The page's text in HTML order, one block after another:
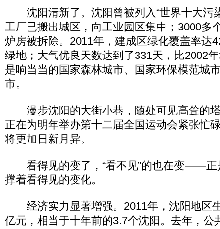
沈阳清新了。沈阳曾被列入“世界十大污
工厂已搬出城区，向工业园区集中；3000多
炉房被拆除。2011年，建成区绿化覆盖率达
绿地；大气优良天数达到了331天，比2002
是响当当的国家森林城市、国家环保模范城
市。
漫步沈阳的大街小巷，随处可见高耸的
正在为明年举办第十二届全国运动会紧张忙
将更加日新月异。
看得见的变了，“看不见”的也在变——正
撑着看得见的变化。
经济实力显著增强。2011年，沈阳地区
亿元，相当于十年前的3.7个沈阳。去年，公